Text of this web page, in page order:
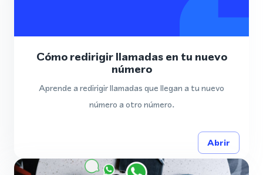
Cómo redirigir llamadas en tu nuevo
número
Aprende a redirigir llamadas que llegan a tu nuevo
número a otro número.
Abrir